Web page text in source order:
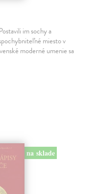
im sochy a
miesto v
moderné umenie sa
na sklade